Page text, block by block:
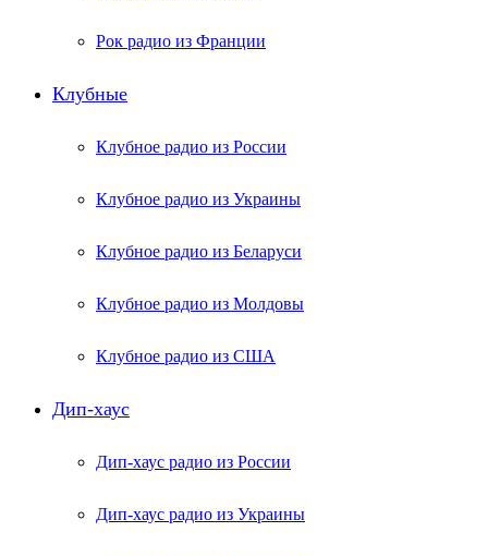
Рок радио из Франции
Клубные
Клубное радио из России
Клубное радио из Украины
Клубное радио из Беларуси
Клубное радио из Молдовы
Клубное радио из США
Дип-хаус
Дип-хаус радио из России
Дип-хаус радио из Украины